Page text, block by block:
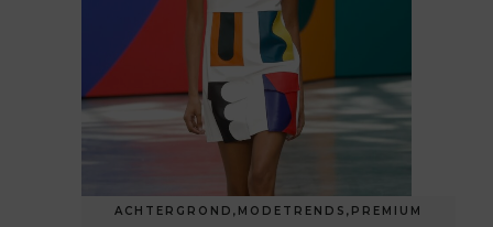
ACHTERGROND , MODETRENDS , PREMIUM